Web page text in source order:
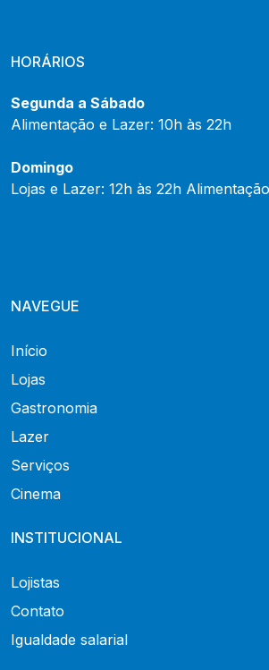
HORÁRIOS
Segunda a Sábado
Alimentação e Lazer: 10h às 22h
Domingo
Lojas e Lazer: 12h às 22h
NAVEGUE
Início
Lojas
Gastronomia
Lazer
Serviços
Cinema
INSTITUCIONAL
Lojistas
Contato
Igualdade salarial